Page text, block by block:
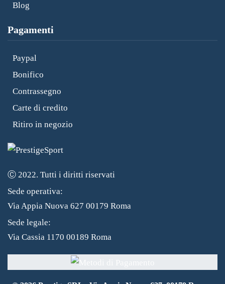
Blog
Pagamenti
Paypal
Bonifico
Contrassegno
Carte di credito
Ritiro in negozio
Ⓒ 2022. Tutti i diritti riservati
Sede operativa:
Via Appia Nuova 627 00179 Roma
Sede legale:
Via Cassia 1170 00189 Roma